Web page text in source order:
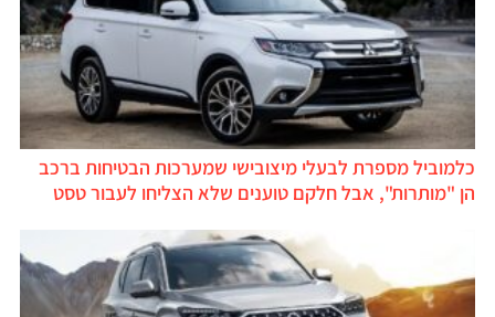
כלמוביל מספרת לבעלי מיצובישי שמערכות הבטיחות ברכב
הן "מותרות", אבל חלקם טוענים שלא הצליחו לעבור טסט